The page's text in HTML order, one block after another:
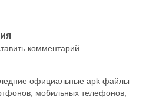
комментарий
официальные apk файлы
мобильных телефонов,